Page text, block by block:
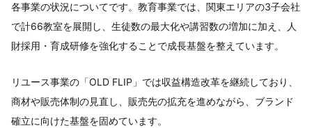
各事業の状況についてです。教育事業では、関東エリアの3子会社
で計66教室を展開し、生徒数の最大化や講習数の増加に加え、人
財採用・育成研修を強化することで成長基盤を整えています。
リユース事業の「OLD FLIP」では収益構造改革を継続しており、
商材や販売体制の見直し、販売先の拡充を進めながら、ブランド
確立に向けた基盤を固めています。